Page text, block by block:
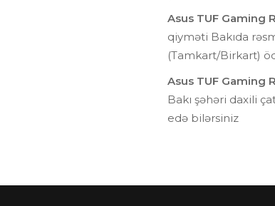
Asus TUF Gaming
qiyməti Bakıda
(Tamkart/Birkart)
Asus TUF Gaming
Bakı şəhəri daxili
edə bilərsiniz